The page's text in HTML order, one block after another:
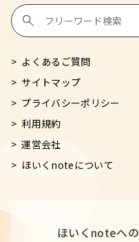
よくあるご質問
サイトマップ
プライバシーポリシー
利用規約
運営会社
ほいくnoteについて
ほいくnoteへの